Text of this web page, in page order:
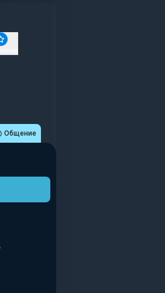
Общение